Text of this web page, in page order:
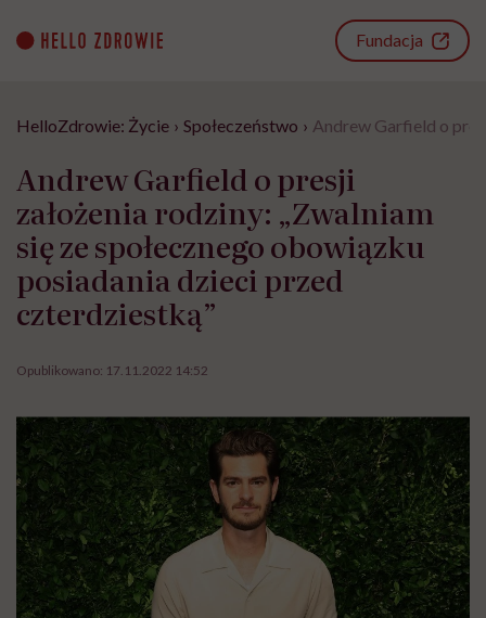
content
Fundacja
HelloZdrowie: Życie › Społeczeństwo › Andrew Garfield o
Andrew Garfield o presji
założenia rodziny: „Zwalniam
się ze społecznego obowiązku
posiadania dzieci przed
czterdziestką”
Opublikowano: 17.11.2022 14:52